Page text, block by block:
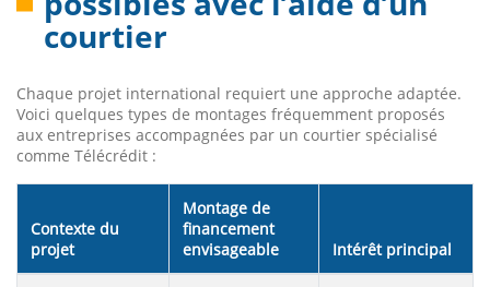
courtier
Chaque projet international requiert une approche adaptée.
Voici quelques types de montages fréquemment proposés
aux entreprises accompagnées par un courtier spécialisé
comme Télécrédit :
Contexte du
projet
Montage de
financement
envisageable
Intérêt principal